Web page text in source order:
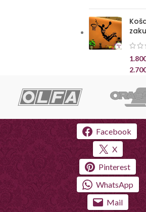
Facebook
X
Pinterest
WhatsApp
Mail